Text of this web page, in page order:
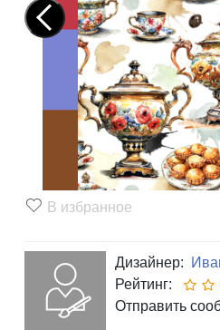
Pre
vio
В избранное
Дизайнер:
Рейтинг:
Отправить